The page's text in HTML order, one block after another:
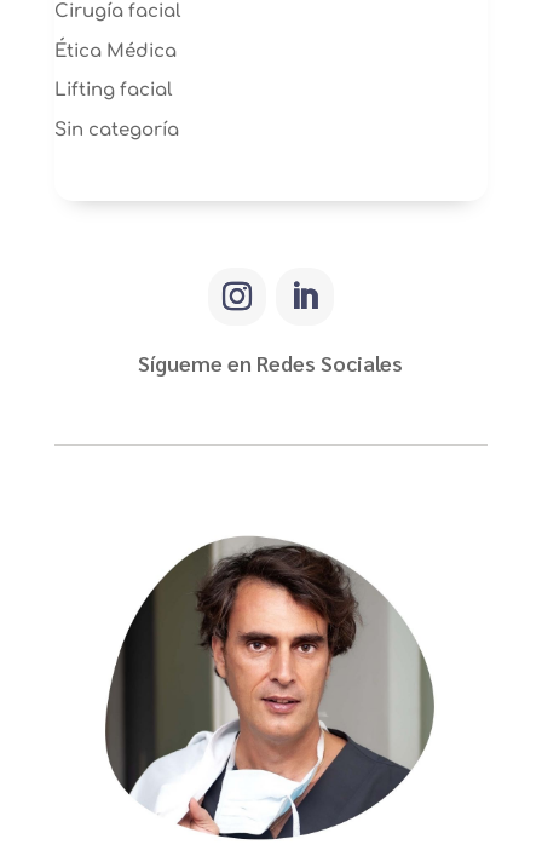
Cirugía facial
Ética Médica
Lifting facial
Sin categoría
Sígueme en Redes Sociales